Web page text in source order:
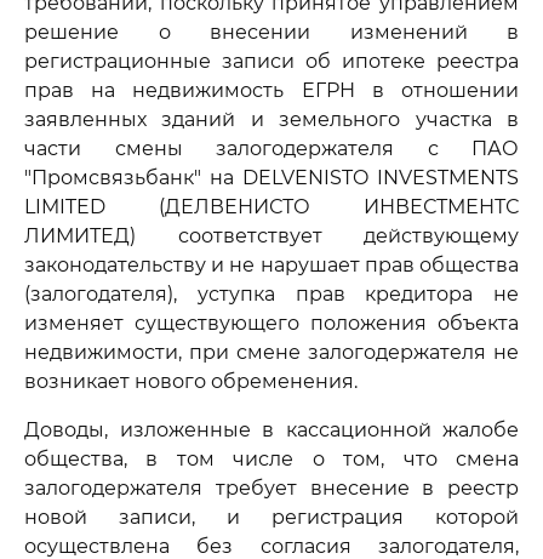
решение о внесении изменений в
регистрационные записи об ипотеке реестра
прав на недвижимость ЕГРН в отношении
заявленных зданий и земельного участка в
части смены залогодержателя с ПАО
"Промсвязьбанк" на DELVENISTO INVESTMENTS
LIMITED (ДЕЛВЕНИСТО ИНВЕСТМЕНТС
ЛИМИТЕД) соответствует действующему
законодательству и не нарушает прав общества
(залогодателя), уступка прав кредитора не
изменяет существующего положения объекта
недвижимости, при смене залогодержателя не
возникает нового обременения.
Доводы, изложенные в кассационной жалобе
общества, в том числе о том, что смена
залогодержателя требует внесение в реестр
новой записи, и регистрация которой
осуществлена без согласия залогодателя,